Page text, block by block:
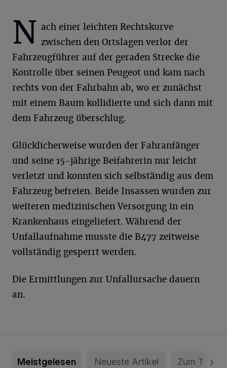
N ach einer leichten Rechtskurve
zwischen den Ortslagen verlor der
Fahrzeugführer auf der geraden Strecke die
Kontrolle über seinen Peugeot und kam nach
rechts von der Fahrbahn ab, wo er zunächst
mit einem Baum kollidierte und sich dann mit
dem Fahrzeug überschlug.
Glücklicherweise wurden der Fahranfänger
und seine 15-jährige Beifahrerin nur leicht
verletzt und konnten sich selbständig aus dem
Fahrzeug befreien. Beide Insassen wurden zur
weiteren medizinischen Versorgung in ein
Krankenhaus eingeliefert. Während der
Unfallaufnahme musste die B477 zeitweise
vollständig gesperrt werden.
Die Ermittlungen zur Unfallursache dauern
an.
Meistgelesen Neueste Artikel Zum Thema